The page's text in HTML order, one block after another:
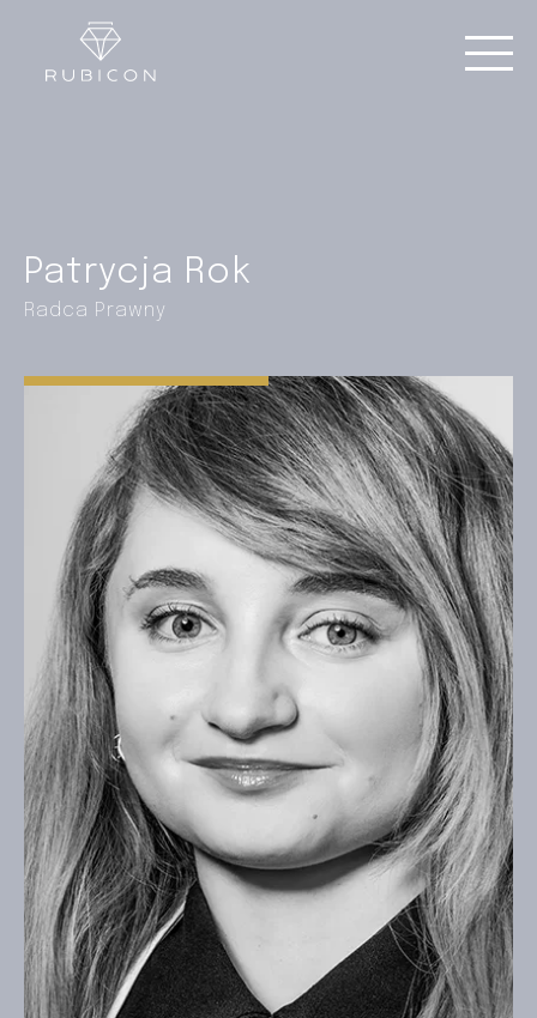
Patrycja Rok
Radca Prawny